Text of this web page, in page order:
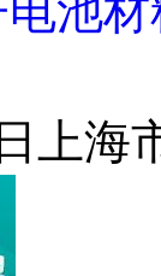
池
上海